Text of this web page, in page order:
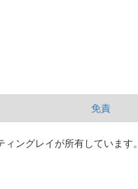
免責
ングレイが所有しています。